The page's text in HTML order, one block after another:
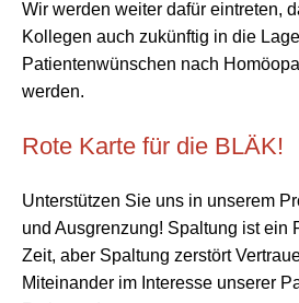
Wir werden weiter dafür eintreten,
Kollegen auch zukünftig in die
Patientenwünschen nach
werden.
Rote Karte für die BLÄK!
Unterstützen Sie uns in unserem
und Ausgrenzung! Spaltung ist ein
Zeit, aber Spaltung zerstört
Miteinander im Interesse unserer